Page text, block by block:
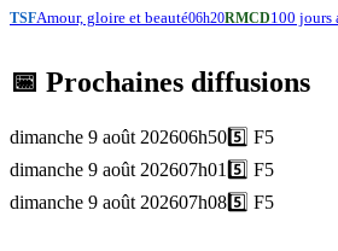
TSFAmour, gloire et beauté06h20RMCD100 jours
📅 Prochaines diffusions
dimanche 9 août 202606h505️⃣ F5
dimanche 9 août 202607h01 5️⃣ F5
dimanche 9 août 202607h085️⃣ F5